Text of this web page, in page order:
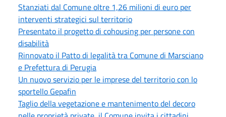
Stanziati dal Comune oltre 1,26 milioni di euro per
interventi strategici sul territorio
Presentato il progetto di cohousing per persone con
disabilità
Rinnovato il Patto di legalità tra Comune di Marsciano
e Prefettura di Perugia
Un nuovo servizio per le imprese del territorio con lo
sportello Gepafin
Taglio della vegetazione e mantenimento del decoro